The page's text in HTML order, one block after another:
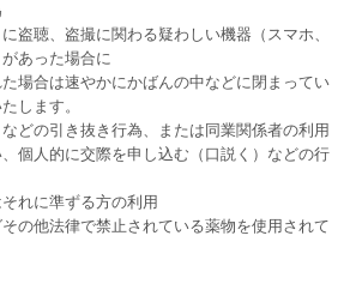
盗聴、盗撮に関わる疑わしい機器（スマホ、
あった場合に
場合は速やかにかばんの中などに閉まってい
します。
どの引き抜き行為、または同業関係者の利用
個人的に交際を申し込む（口説く）などの行
れに準ずる方の利用
の他法律で禁止されている薬物を使用されて